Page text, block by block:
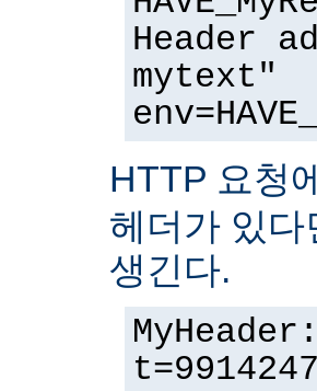
Header
mytext"
HTTP 요청
헤더가 있
생긴다.